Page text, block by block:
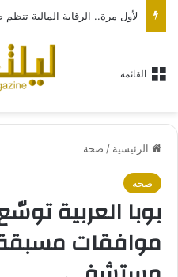
القائمة
الرئيسية / صحة
صحة
بوبا العربية